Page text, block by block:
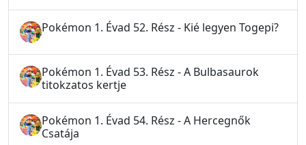
Pokémon 1. Évad 52. Rész - Kié legyen Togepi?
Pokémon 1. Évad 53. Rész - A Bulbasaurok
titokzatos kertje
Pokémon 1. Évad 54. Rész - A Hercegnők
Csatája